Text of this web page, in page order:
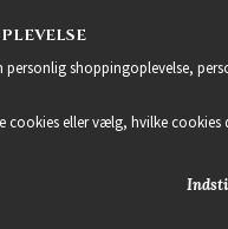
shoppingoplevelse,
cookies eller vælg, hvilke